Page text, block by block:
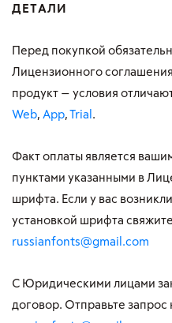
ДЕТАЛИ
Перед покупкой
Лицензионного
продукт — условия
Web, App,Trial.
Факт оплаты является
пунктами указанными в
шрифта. Если у вас
установкой шрифта
russianfonts@gmail.com
С Юридическими лицами
договор. Отправьте запрос